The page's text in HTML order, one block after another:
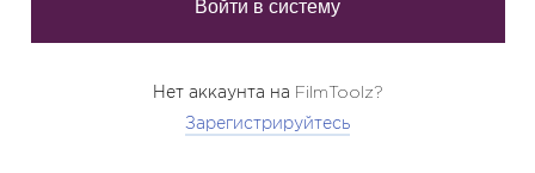
Нет аккаунта на FilmToolz?
Зарегистрируйтесь